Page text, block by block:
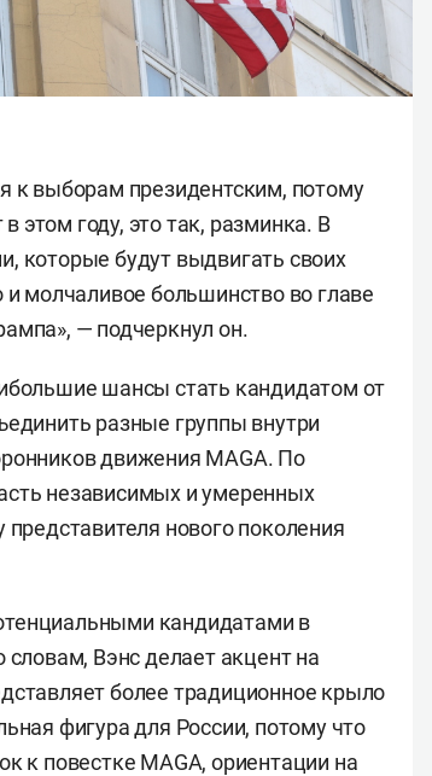
к выборам президентским, потому
этом году, это так, разминка. В
которые будут выдвигать своих
молчаливое большинство во главе
— подчеркнул он.
шансы стать кандидатом от
разные группы внутри
движения MAGA. По
независимых и умеренных
представителя нового поколения
кандидатами в
Вэнс делает акцент на
более традиционное крыло
фигура для России, потому что
к повестке MAGA, ориентации на